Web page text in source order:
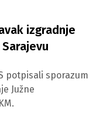
izgradnje
potpisali sporazum
Južne